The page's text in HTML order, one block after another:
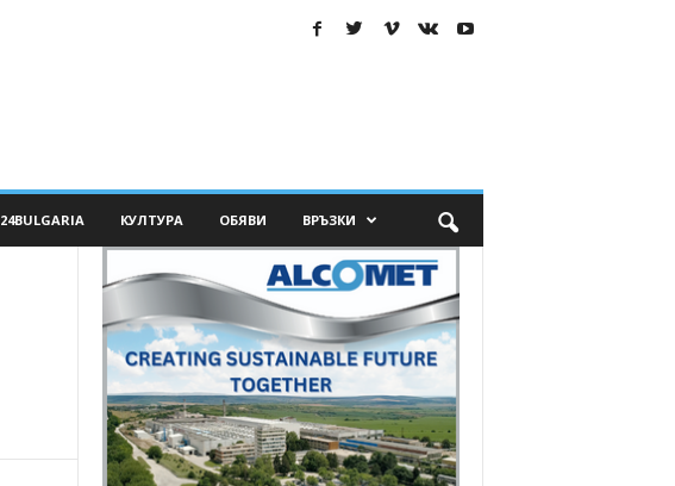
24BULGARIA КУЛТУРА ОБЯВИ ВРЪЗКИ